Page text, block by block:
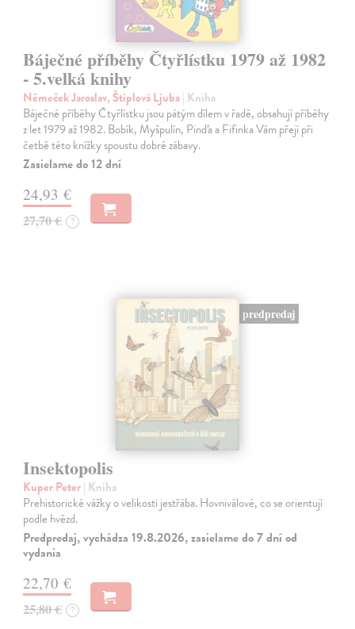
Báječné příběhy Čtyřlístku 1979 až 1982
- 5.velká knihy
Němeček Jaroslav, Štíplová Ljuba| Kniha
Báječné příběhy Čtyřlístku jsou pátým dílem v řadě, obsahují příběhy
z let 1979 až 1982. Bobík, Myšpulín, Pinďa a Fifinka Vám přejí při
četbě této knížky spoustu dobré zábavy.
Zasielame do 12 dní
24,93 €
27,70 € ?
predpredaj
Insektopolis
Kuper Peter| Kniha
Prehistorické vážky o velikosti jestřába. Hovniválové, co se orientují
podle hvězd.
Predpredaj, vychádza 19.8.2026, zasielame do 7 dní od
vydania
22,70 €
25,80 € ?